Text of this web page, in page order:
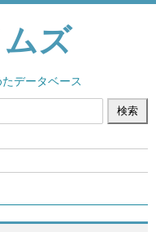
ズ
データベース